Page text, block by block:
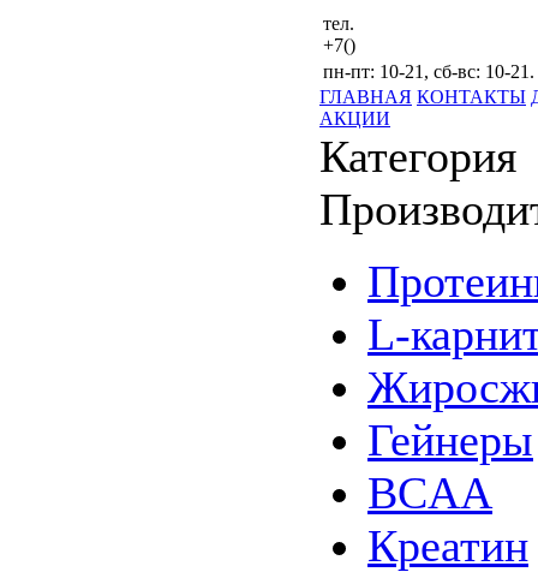
тел.
+7()
пн-пт: 10-21, сб-вс: 10-21.
ГЛАВНАЯ КОНТАКТЫ
АКЦИИ
Категория
L-
Гейнеры
BCAA
Креатин